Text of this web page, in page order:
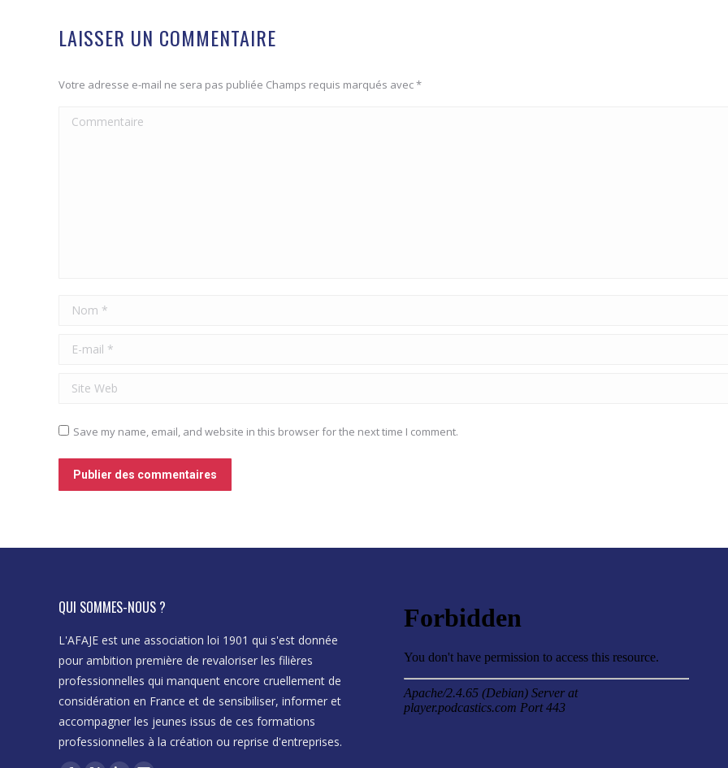
LAISSER UN COMMENTAIRE
Votre adresse e-mail ne sera pas publiée Champs requis marqués avec*
Commentaire
Nom *
E-mail *
Site Web
Save my name, email, and website in this browser for the next time I comment.
Publier des commentaires
QUI SOMMES-NOUS ?
L'AFAJE est une association loi 1901 qui s'est donnée
pour ambition première de revaloriser les filières
professionnelles qui manquent encore cruellement de
considération en France et de sensibiliser, informer et
accompagner les jeunes issus de ces formations
professionnelles à la création ou reprise d'entreprises.
qualité et la réalité des
« Merci pour le temps passé à nos côtés, la création
d’entreprise est un sujet passionnant ! »
Julien
Elève de première
de même secteur professionnel et métier est une des
clés de réussite de cette intervention. »
Magali